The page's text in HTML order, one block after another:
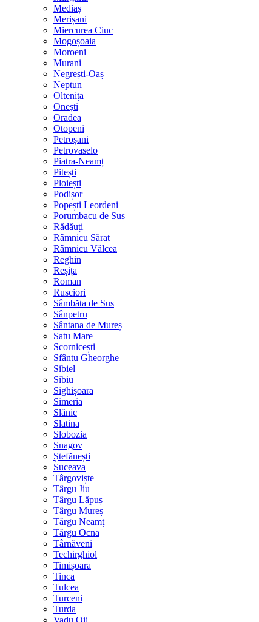
Mediaș
Merișani
Miercurea Ciuc
Mogoșoaia
Moroeni
Murani
Negrești-Oaș
Neptun
Oltenița
Onești
Oradea
Otopeni
Petroșani
Petrovaselo
Piatra-Neamț
Pitești
Ploiești
Podișor
Popești Leordeni
Porumbacu de Sus
Rădăuți
Râmnicu Sărat
Râmnicu Vâlcea
Reghin
Reșița
Roman
Rusciori
Sâmbăta de Sus
Sânpetru
Sântana de Mureș
Satu Mare
Scornicești
Sfântu Gheorghe
Sibiel
Sibiu
Sighișoara
Simeria
Slănic
Slatina
Slobozia
Snagov
Ștefănești
Suceava
Târgoviște
Târgu Jiu
Târgu Lăpuș
Târgu Mureș
Târgu Neamț
Târgu Ocna
Târnăveni
Techirghiol
Timișoara
Tinca
Tulcea
Turceni
Turda
Vadu Oii